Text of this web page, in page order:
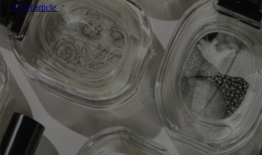
Lire l'article